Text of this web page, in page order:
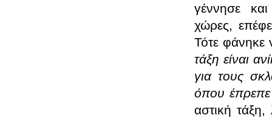
γέννησε
χώρες,
Τότε φάνηκε
τάξη είναι
για τους
όπου έπρεπε
αστική τάξη,